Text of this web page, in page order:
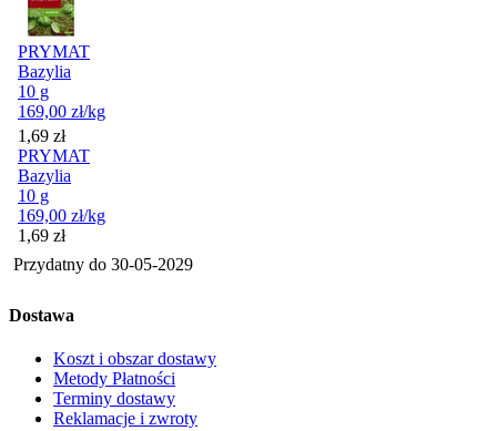
PRYMAT
Bazylia
10 g
169,00 zł/kg
Cena
1,69 zł
PRYMAT
Bazylia
10 g
169,00 zł/kg
Cena
1,69 zł
Przydatny do 30-05-2029
Dostawa
Koszt i obszar dostawy
Metody Płatności
Terminy dostawy
Reklamacje i zwroty